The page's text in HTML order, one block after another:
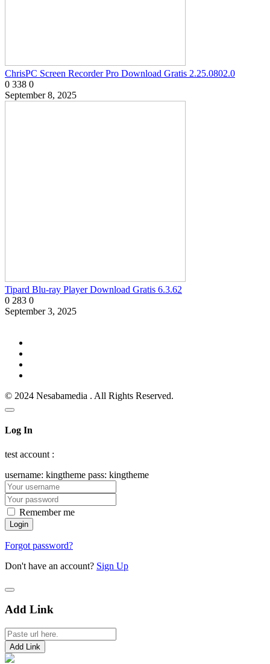
ChrisPC Screen Recorder Pro Download Gratis 2.25.0802.0
0 338 0
September 8, 2025
Tipard Blu-ray Player Download Gratis 6.3.62
0 283 0
September 3, 2025
© 2024 Nesabamedia . All Rights Reserved.
Log In
test account :
username: kingtheme pass: kingtheme
Remember me
Forgot password?
Don't have an account? Sign Up
Add Link
Add Link